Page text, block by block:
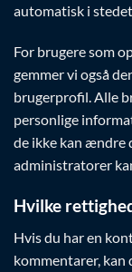
automatisk i
For brugere som
gemmer vi også
brugerprofil. Alle
personlige
de ikke kan ændre
administratorer
Hvilke
Hvis du har en
kommentarer, kan